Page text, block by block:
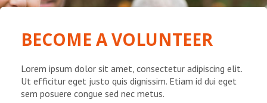
BECOME A VOLUNTEER
Lorem ipsum dolor sit amet, consectetur adipiscing elit.
Ut efficitur eget justo quis dignissim. Etiam id dui eget
sem posuere congue sed nec metus.